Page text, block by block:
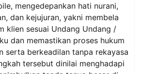
mengedepankan hati nurani,
dan kejujuran, yakni membela
klien sesuai Undang Undang /
dan memastikan proses hukum
serta berkeadilan tanpa rekayasa
tersebut dinilai menghadapi